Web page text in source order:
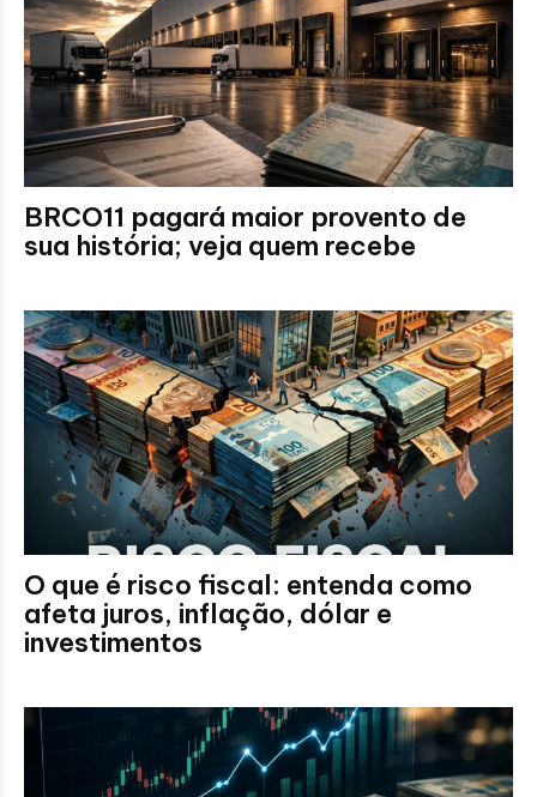
BRCO11 pagará maior provento de
sua história; veja quem recebe
O que é risco fiscal: entenda como
afeta juros, inflação, dólar e
investimentos